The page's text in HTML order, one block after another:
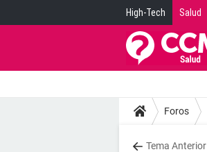
High-Tech Salud
Foros
Tema Anterior